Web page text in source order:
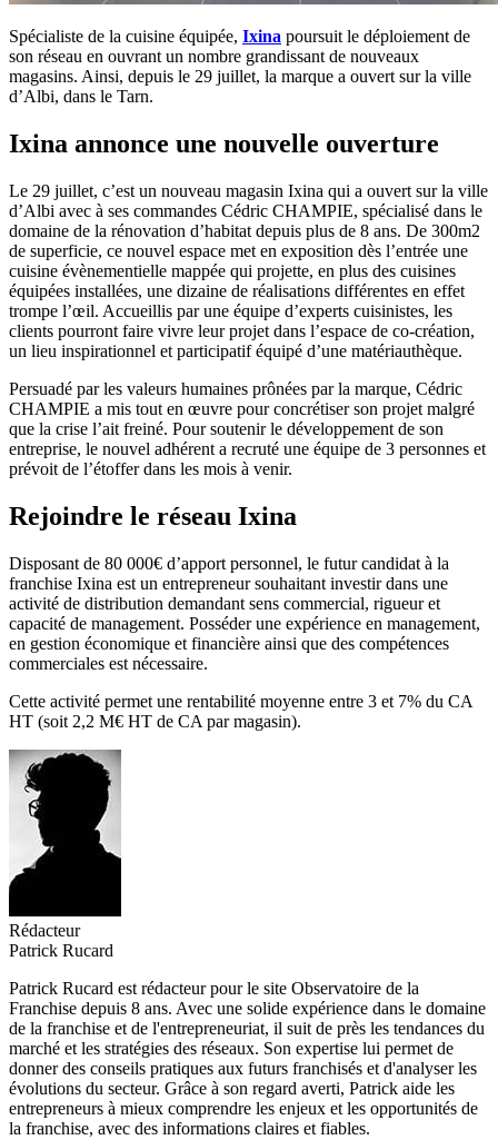
Spécialiste de la cuisine équipée, Ixina poursuit le déploiement de
son réseau en ouvrant un nombre grandissant de nouveaux
magasins. Ainsi, depuis le 29 juillet, la marque a ouvert sur la ville
d’Albi, dans le Tarn.
Ixina annonce une nouvelle ouverture
Le 29 juillet, c’est un nouveau magasin Ixina qui a ouvert sur la ville
d’Albi avec à ses commandes Cédric CHAMPIE, spécialisé dans le
domaine de la rénovation d’habitat depuis plus de 8 ans. De 300m2
de superficie, ce nouvel espace met en exposition dès l’entrée une
cuisine évènementielle mappée qui projette, en plus des cuisines
équipées installées, une dizaine de réalisations différentes en effet
trompe l’œil. Accueillis par une équipe d’experts cuisinistes, les
clients pourront faire vivre leur projet dans l’espace de co-création,
un lieu inspirationnel et participatif équipé d’une matériauthèque.
Persuadé par les valeurs humaines prônées par la marque, Cédric
CHAMPIE a mis tout en œuvre pour concrétiser son projet malgré
que la crise l’ait freiné. Pour soutenir le développement de son
entreprise, le nouvel adhérent a recruté une équipe de 3 personnes et
prévoit de l’étoffer dans les mois à venir.
Rejoindre le réseau Ixina
Disposant de 80 000€ d’apport personnel, le futur candidat à la
franchise Ixina est un entrepreneur souhaitant investir dans une
activité de distribution demandant sens commercial, rigueur et
capacité de management. Posséder une expérience en management,
en gestion économique et financière ainsi que des compétences
commerciales est nécessaire.
Cette activité permet une rentabilité moyenne entre 3 et 7% du CA
HT (soit 2,2 M€ HT de CA par magasin).
Rédacteur
Patrick Rucard
Patrick Rucard est rédacteur pour le site Observatoire de la
Franchise depuis 8 ans. Avec une solide expérience dans le domaine
de la franchise et de l'entrepreneuriat, il suit de près les tendances du
marché et les stratégies des réseaux. Son expertise lui permet de
donner des conseils pratiques aux futurs franchisés et d'analyser les
évolutions du secteur. Grâce à son regard averti, Patrick aide les
entrepreneurs à mieux comprendre les enjeux et les opportunités de
la franchise, avec des informations claires et fiables.